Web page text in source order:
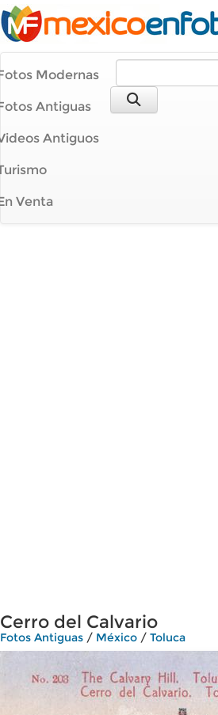
Modernas
Antiguas
Antiguos
Venta
Cerro del Calvario
Fotos Antiguas / México / Toluca